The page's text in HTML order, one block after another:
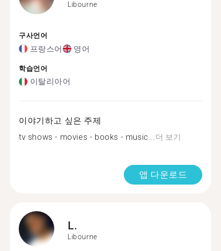
Libourne
구사언어
프랑스어 영어
학습언어
이탈리아어
이야기하고 싶은 주제
tv shows - movies - books - music...더 보기
앱 다운로드
L.
Libourne